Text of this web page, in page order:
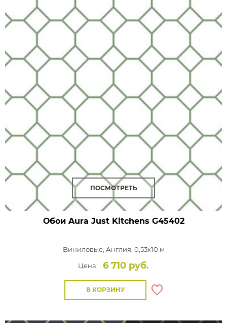
ПОСМОТРЕТЬ
Обои Aura Just Kitchens G45402
Виниловые, Англия, 0,53x10 м
Цена:
6 710 руб.
В КОРЗИНУ